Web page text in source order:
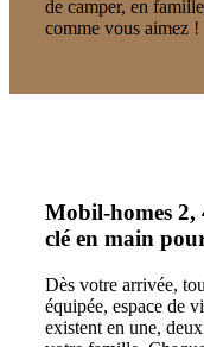
de camper, en
comme vous aimez !
Mobil-homes 2,
clé en main
Dès votre arrivée,
équipée, espace de
existent en une,